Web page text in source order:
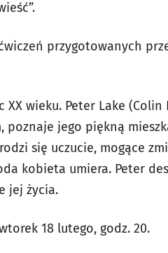
przygotowanych
wieku. Peter Lake
jego piękną
się uczucie, mogące
kobieta umiera. Peter
jej życia.
18 lutego, godz. 20.